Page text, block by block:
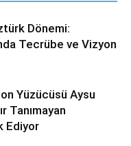
Dönemi:
Tecrübe ve Vizyon
Yüzücüsü Aysu
Tanımayan
Ediyor